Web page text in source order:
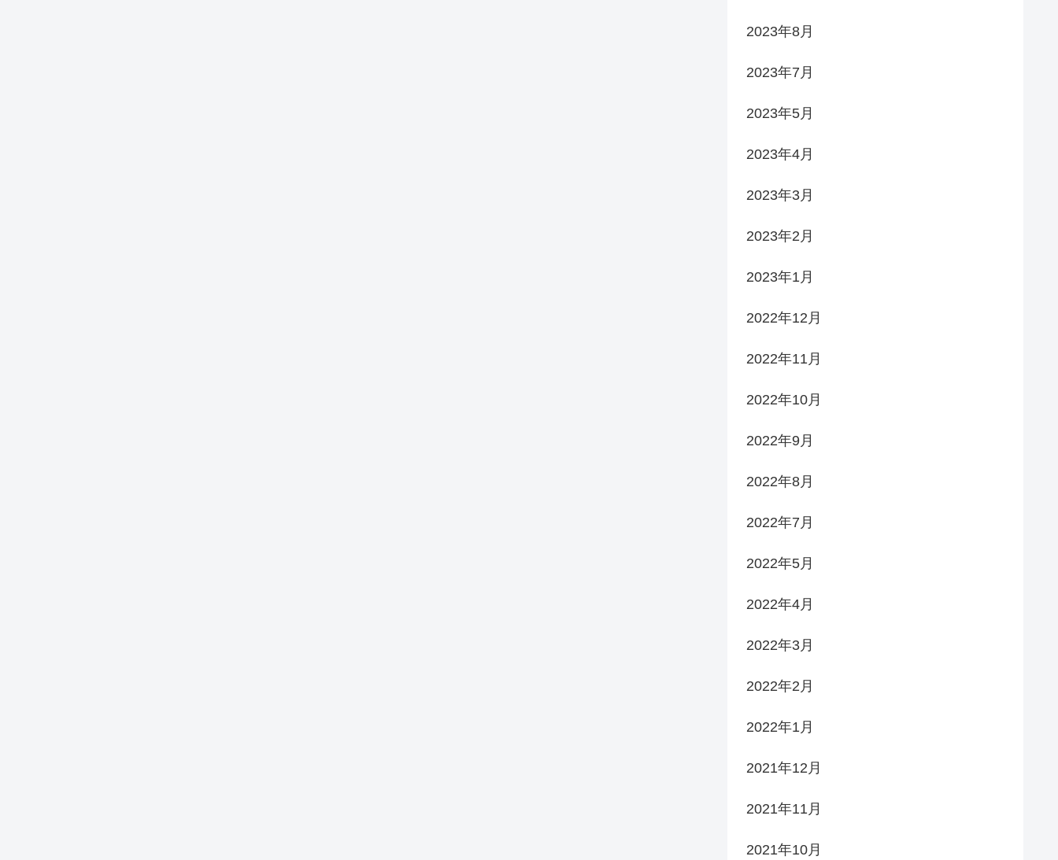
2023年8月
2023年7月
2023年5月
2023年4月
2023年3月
2023年2月
2023年1月
2022年12月
2022年11月
2022年10月
2022年9月
2022年8月
2022年7月
2022年5月
2022年4月
2022年3月
2022年2月
2022年1月
2021年12月
2021年11月
2021年10月